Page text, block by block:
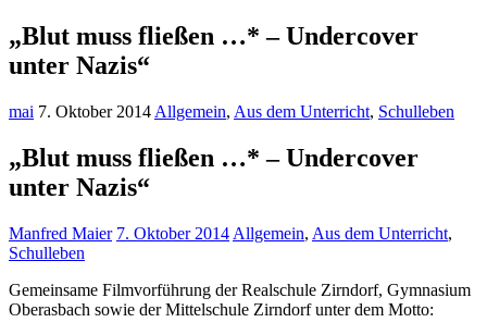
„Blut muss fließen …* – Undercover
unter Nazis“
mai 7. Oktober 2014 Allgemein, Aus dem Unterricht, Schulleben
„Blut muss fließen …* – Undercover
unter Nazis“
Manfred Maier 7. Oktober 2014 Allgemein, Aus dem Unterricht,
Schulleben
Gemeinsame Filmvorführung der Realschule Zirndorf, Gymnasium
Oberasbach sowie der Mittelschule Zirndorf unter dem Motto: